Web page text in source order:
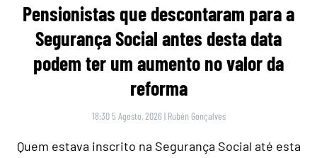
Pensionistas que descontaram para a
Segurança Social antes desta data
podem ter um aumento no valor da
reforma
18:30 5 Agosto, 2026 | Rubén Gonçalves
Quem estava inscrito na Segurança Social até esta